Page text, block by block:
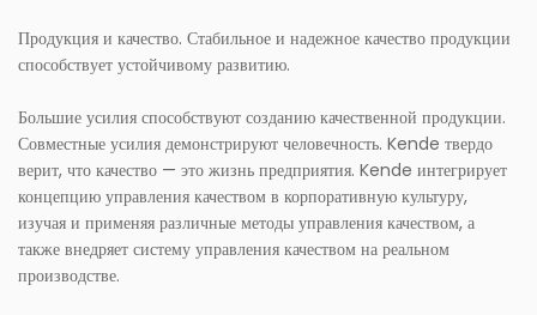
Продукция и качество. Стабильное и надежное качество продукции
способствует устойчивому развитию.
Большие усилия способствуют созданию качественной продукции.
Совместные усилия демонстрируют человечность. Kende твердо
верит, что качество — это жизнь предприятия. Kende интегрирует
концепцию управления качеством в корпоративную культуру,
изучая и применяя различные методы управления качеством, а
также внедряет систему управления качеством на реальном
производстве.